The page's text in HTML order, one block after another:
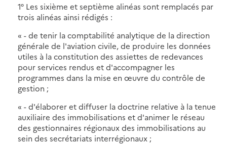
1° Les sixième et septième alinéas sont remplacés par
trois alinéas ainsi rédigés :
« - de tenir la comptabilité analytique de la direction
générale de l'aviation civile, de produire les données
utiles à la constitution des assiettes de redevances
pour services rendus et d'accompagner les
programmes dans la mise en œuvre du contrôle de
gestion ;
« - d'élaborer et diffuser la doctrine relative à la tenue
auxiliaire des immobilisations et d'animer le réseau
des gestionnaires régionaux des immobilisations au
sein des secrétariats interrégionaux ;